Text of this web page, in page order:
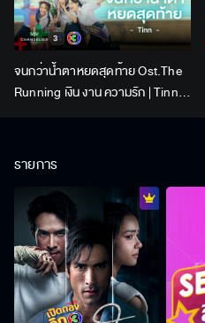
จนกว่าน้ำตาหยดสุดท้าย Ost.The
Running เงิน งาน ความรัก | Tinn |
รายการ